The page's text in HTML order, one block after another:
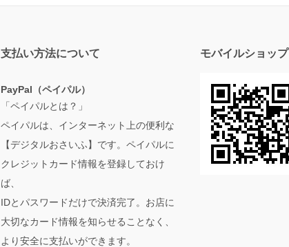
支払い方法について
PayPal（ペイパル）
「ペイパルとは？」
ペイパルは、インターネット上の便利な
【デジタルおさいふ】です。ペイパルに
クレジットカード情報を登録しておけ
ば、
IDとパスワードだけで決済完了。お店に
大切なカード情報を知らせることなく、
より安全に支払いができます。
モバイルショップ